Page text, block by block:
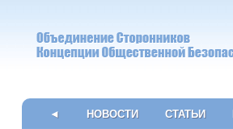
◄ НОВОСТИ СТАТЬИ